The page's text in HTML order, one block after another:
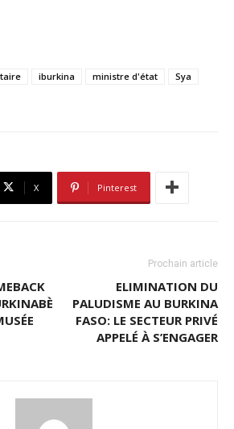
iburkina ministre d'état
Sya
X Pinterest
Prochain article
ELIMINATION DU
PALUDISME AU BURKINA
FASO: LE SECTEUR PRIVÉ
APPELÉ À S’ENGAGER